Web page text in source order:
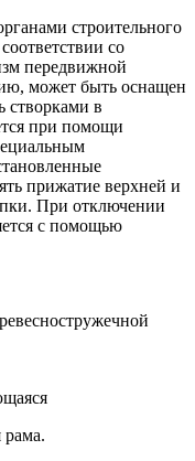
строительного
со
передвижной
может быть оснащен
створками в
при помощи
прижатие верхней и
При отключении
с помощью
рама.